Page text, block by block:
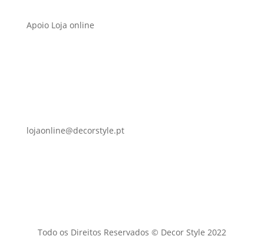
Apoio Loja online
lojaonline@decorstyle.pt
Todo os Direitos Reservados © Decor Style 2022